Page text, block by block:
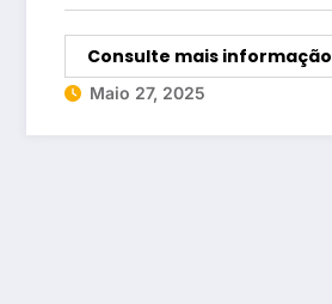
Consulte mais informação
Maio 27, 2025